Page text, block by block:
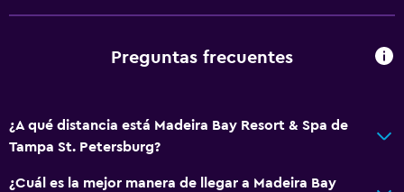
Preguntas frecuentes
¿A qué distancia está Madeira Bay Resort & Spa de
Tampa St. Petersburg?
¿Cuál es la mejor manera de llegar a Madeira Bay